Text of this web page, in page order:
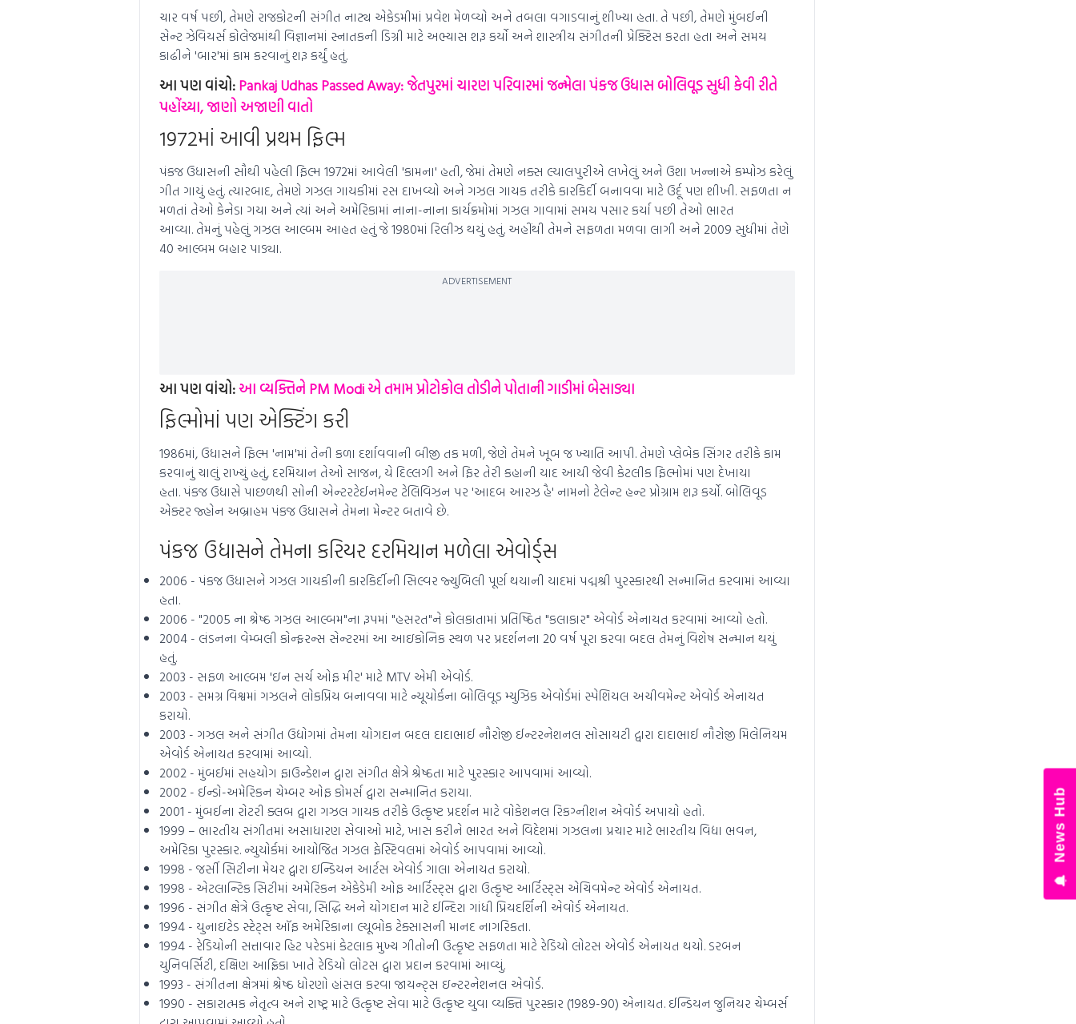
ચાર વર્ષ પછી, તેમણે રાજકોટની સંગીત નાટ્ય એકેડમીમાં પ્રવેશ મેળવ્યો અને તબલા વગાડવાનું શીખ્યા હતા. તે પછી, તેમણે મુંબઈની
સેન્ટ ઝેવિયર્સ કોલેજમાંથી વિજ્ઞાનમાં સ્નાતકની ડિગ્રી માટે અભ્યાસ શરૂ કર્યો અને શાસ્ત્રીય સંગીતની પ્રેક્ટિસ કરતા હતા અને સમય
કાઢીને 'બાર'માં કામ કરવાનું શરૂ કર્યું હતું.
આ પણ વાંચો:Pankaj Udhas Passed Away: જેતપુરમાં ચારણ પરિવારમાં જન્મેલા પંકજ ઉધાસ બોલિવૂડ સુધી કેવી રીતે
પહોંચ્યા, જાણો અજાણી વાતો
1972માં આવી પ્રથમ ફિલ્મ
પંકજ ઉધાસની સૌથી પહેલી ફિલ્મ 1972માં આવેલી 'કામના' હતી, જેમાં તેમણે નક્સ લ્યાલપુરીએ લખેલું અને ઉશા ખન્નાએ કમ્પોઝ કરેલું
ગીત ગાયું હતું. ત્યારબાદ, તેમણે ગઝલ ગાયકીમાં રસ દાખવ્યો અને ગઝલ ગાયક તરીકે કારકિર્દી બનાવવા માટે ઉર્દૂ પણ શીખી. સફળતા ન
મળતાં તેઓ કેનેડા ગયા અને ત્યાં અને અમેરિકામાં નાના-નાના કાર્યક્રમોમાં ગઝલ ગાવામાં સમય પસાર કર્યા પછી તેઓ ભારત
આવ્યા. તેમનું પહેલું ગઝલ આલ્બમ આહત હતું જે 1980માં રિલીઝ થયું હતું. અહીંથી તેમને સફળતા મળવા લાગી અને 2009 સુધીમાં તેણે
40 આલ્બમ બહાર પાડ્યા.
ADVERTISEMENT
આ પણ વાંચો:આ વ્યક્તિને PM Modi એ તમામ પ્રોટોકોલ તોડીને પોતાની ગાડીમાં બેસાડ્યા
ફિલ્મોમાં પણ એક્ટિંગ કરી
1986માં, ઉધાસને ફિલ્મ 'નામ'માં તેની કળા દર્શાવવાની બીજી તક મળી, જેણે તેમને ખૂબ જ ખ્યાતિ આપી. તેમણે પ્લેબેક સિંગર તરીકે કામ
કરવાનું ચાલું રાખ્યું હતું, દરમિયાન તેઓ સાજન, યે દિલ્લગી અને ફિર તેરી કહાની યાદ આયી જેવી કેટલીક ફિલ્મોમાં પણ દેખાયા
હતા. પંકજ ઉધાસે પાછળથી સોની એન્ટરટેઈનમેન્ટ ટેલિવિઝન પર 'આદબ આરઝ હૈ' નામનો ટેલેન્ટ હન્ટ પ્રોગ્રામ શરૂ કર્યો. બોલિવૂડ
એક્ટર જ્હોન અબ્રાહમ પંકજ ઉધાસને તેમના મેન્ટર બતાવે છે.
પંકજ ઉધાસને તેમના કરિયર દરમિયાન મળેલા એવોર્ડ્સ
2006 - પંકજ ઉધાસને ગઝલ ગાયકીની કારકિર્દીની સિલ્વર જ્યુબિલી પૂર્ણ થયાની યાદમાં પદ્મશ્રી પુરસ્કારથી સન્માનિત કરવામાં આવ્યા
હતા.
2006 - "2005 ના શ્રેષ્ઠ ગઝલ આલ્બમ"ના રૂપમાં "હસરત"ને કોલકાતામાં પ્રતિષ્ઠિત "કલાકાર" એવોર્ડ એનાયત કરવામાં આવ્યો હતો.
2004 - લંડનના વેમ્બલી કોન્ફરન્સ સેન્ટરમાં આ આઇકોનિક સ્થળ પર પ્રદર્શનના 20 વર્ષ પૂરા કરવા બદલ તેમનું વિશેષ સન્માન થયું
હતું.
2003 - સફળ આલ્બમ 'ઇન સર્ચ ઓફ મીર' માટે MTV એમી એવોર્ડ.
2003 - સમગ્ર વિશ્વમાં ગઝલને લોકપ્રિય બનાવવા માટે ન્યૂયોર્કના બોલિવૂડ મ્યુઝિક એવોર્ડમાં સ્પેશિયલ અચીવમેન્ટ એવોર્ડ એનાયત
કરાયો.
2003 - ગઝલ અને સંગીત ઉદ્યોગમાં તેમના યોગદાન બદલ દાદાભાઈ નૌરોજી ઈન્ટરનેશનલ સોસાયટી દ્વારા દાદાભાઈ નૌરોજી મિલેનિયમ
એવોર્ડ એનાયત કરવામાં આવ્યો.
2002 - મુંબઈમાં સહયોગ ફાઉન્ડેશન દ્વારા સંગીત ક્ષેત્રે શ્રેષ્ઠતા માટે પુરસ્કાર આપવામાં આવ્યો.
2002 - ઈન્ડો-અમેરિકન ચેમ્બર ઓફ કોમર્સ દ્વારા સન્માનિત કરાયા.
2001 - મુંબઈના રોટરી ક્લબ દ્વારા ગઝલ ગાયક તરીકે ઉત્કૃષ્ટ પ્રદર્શન માટે વોકેશનલ રિકગ્નીશન એવોર્ડ અપાયો હતો.
1999 – ભારતીય સંગીતમાં અસાધારણ સેવાઓ માટે, ખાસ કરીને ભારત અને વિદેશમાં ગઝલના પ્રચાર માટે ભારતીય વિદ્યા ભવન,
અમેરિકા પુરસ્કાર. ન્યુયોર્કમાં આયોજિત ગઝલ ફેસ્ટિવલમાં એવોર્ડ આપવામાં આવ્યો.
1998 - જર્સી સિટીના મેયર દ્વારા ઇન્ડિયન આર્ટસ એવોર્ડ ગાલા એનાયત કરાયો.
1998 - એટલાન્ટિક સિટીમાં અમેરિકન એકેડેમી ઓફ આર્ટિસ્ટ્સ દ્વારા ઉત્કૃષ્ટ આર્ટિસ્ટ્સ એચિવમેન્ટ એવોર્ડ એનાયત.
1996 - સંગીત ક્ષેત્રે ઉત્કૃષ્ટ સેવા, સિદ્ધિ અને યોગદાન માટે ઈન્દિરા ગાંધી પ્રિયદર્શિની એવોર્ડ એનાયત.
1994 - યુનાઇટેડ સ્ટેટ્સ ઑફ અમેરિકાના લ્યૂબોક ટેક્સાસની માનદ નાગરિકતા.
1994 - રેડિયોની સત્તાવાર હિટ પરેડમાં કેટલાક મુખ્ય ગીતોની ઉત્કૃષ્ટ સફળતા માટે રેડિયો લોટસ એવોર્ડ એનાયત થયો. ડરબન
યુનિવર્સિટી, દક્ષિણ આફ્રિકા ખાતે રેડિયો લોટસ દ્વારા પ્રદાન કરવામાં આવ્યું.
1993 - સંગીતના ક્ષેત્રમાં શ્રેષ્ઠ ધોરણો હાંસલ કરવા જાયન્ટ્સ ઇન્ટરનેશનલ એવોર્ડ.
1990 - સકારાત્મક નેતૃત્વ અને રાષ્ટ્ર માટે ઉત્કૃષ્ટ સેવા માટે ઉત્કૃષ્ટ યુવા વ્યક્તિ પુરસ્કાર (1989-90) એનાયત. ઈન્ડિયન જુનિયર ચેમ્બર્સ
News Hub